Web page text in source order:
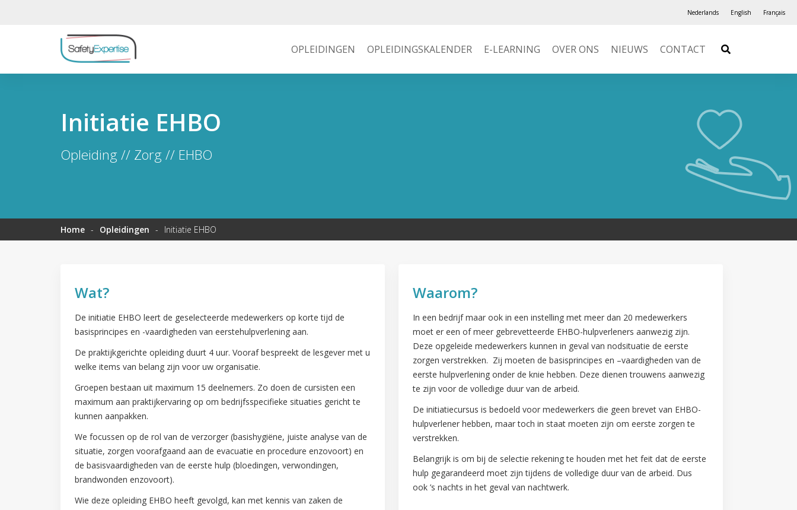
Nederlands English Français
OPLEIDINGEN OPLEIDINGSKALENDER E-LEARNING OVER ONS NIEUWS CONTACT
Initiatie EHBO
Opleiding // Zorg // EHBO
Home - Opleidingen - Initiatie EHBO
Wat?
De initiatie EHBO leert de geselecteerde medewerkers op korte tijd de
basisprincipes en -vaardigheden van eerstehulpverlening aan.
De praktijkgerichte opleiding duurt 4 uur. Vooraf bespreekt de lesgever met u
welke items van belang zijn voor uw organisatie.
Groepen bestaan uit maximum 15 deelnemers. Zo doen de cursisten een
maximum aan praktijkervaring op om bedrijfsspecifieke situaties gericht te
kunnen aanpakken.
We focussen op de rol van de verzorger (basishygiëne, juiste analyse van de
situatie, zorgen voorafgaand aan de evacuatie en procedure enzovoort) en
de basisvaardigheden van de eerste hulp (bloedingen, verwondingen,
brandwonden enzovoort).
Wie deze opleiding EHBO heeft gevolgd, kan met kennis van zaken de
Waarom?
In een bedrijf maar ook in een instelling met meer dan 20 medewerkers
moet er een of meer gebrevetteerde EHBO-hulpverleners aanwezig zijn.
Deze opgeleide medewerkers kunnen in geval van nodsituatie de eerste
zorgen verstrekken. Zij moeten de basisprincipes en –vaardigheden van de
eerste hulpverlening onder de knie hebben. Deze dienen trouwens aanwezig
te zijn voor de volledige duur van de arbeid.
De initiatiecursus is bedoeld voor medewerkers die geen brevet van EHBO-
hulpverlener hebben, maar toch in staat moeten zijn om eerste zorgen te
verstrekken.
Belangrijk is om bij de selectie rekening te houden met het feit dat de eerste
hulp gegarandeerd moet zijn tijdens de volledige duur van de arbeid. Dus
ook ’s nachts in het geval van nachtwerk.